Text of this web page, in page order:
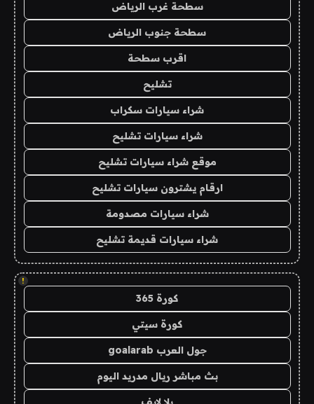
سطحة غرب الرياض
سطحة جنوب الرياض
اقرب سطحة
تشليح
شراء سيارات سكراب
شراء سيارات تشليح
موقع شراء سيارات تشليح
ارقام يشترون سيارات تشليح
شراء سيارات مصدومة
شراء سيارات قديمة تشليح
!
كورة 365
كورة سيتي
جول العرب goalarab
بث مباشر ريال مدريد اليوم